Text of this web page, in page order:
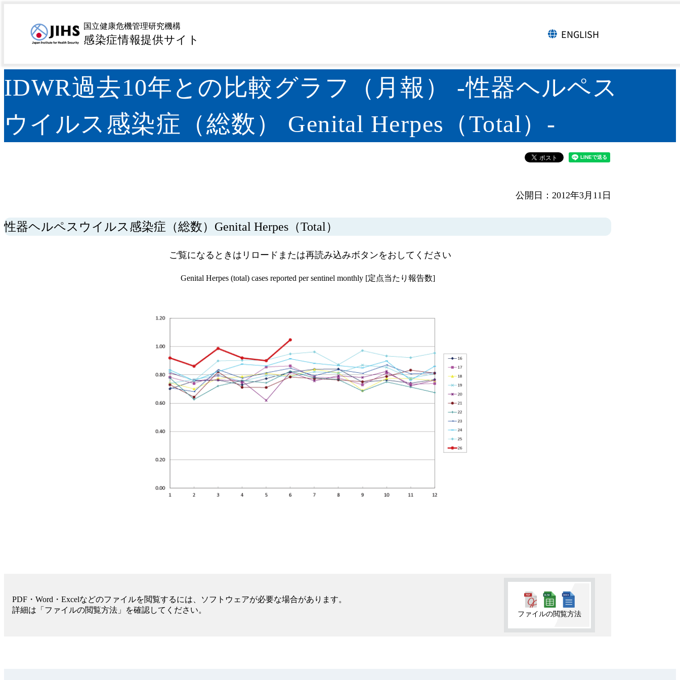
国立健康危機管理研究機構
感染症情報提供サイト 言語切り替え
ENGLISH
トップページ> 感染症を探す>疾患名から探す
ス感染症（総数） Genital Herpes（Total）-
IDWR過去10年との比較グラフ（月報） -性器ヘルペス
ウイルス感染症（総数） Genital Herpes（Total）-
公開日：2012年3月11日
性器ヘルペスウイルス感染症（総数）Genital Herpes（Total）
ご覧になるときはリロードまたは再読み込みボタンをおしてください
Genital Herpes (total) cases reported per sentinel monthly [定点当たり報告数]
PDF・Word・Excelなどのファイルを閲覧するには、ソフトウェアが必要な場合があります。
詳細は「ファイルの閲覧方法」を確認してください。
ファイルの閲覧方法